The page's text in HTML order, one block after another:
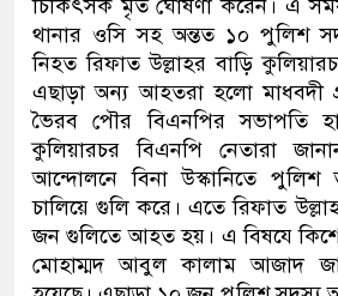
চিকিৎসক মৃত ঘোষণা করেন। এ
থানার ওসি সহ অন্তত ১০ পুলিশ
নিহত রিফাত উল্লাহর বাড়ি
এছাড়া অন্য আহতরা হলো মাধবদী
ভৈরব পৌর বিএনপির সভাপতি
কুলিয়ারচর বিএনপি নেতারা
আন্দােলনে বিনা উস্কানিতে
চালিয়ে গুলি করে। এতে রিফাত
জন গুলিতে আহত হয়। এ বিষযে
মোহাম্মদ আবুল কালাম আজাদ